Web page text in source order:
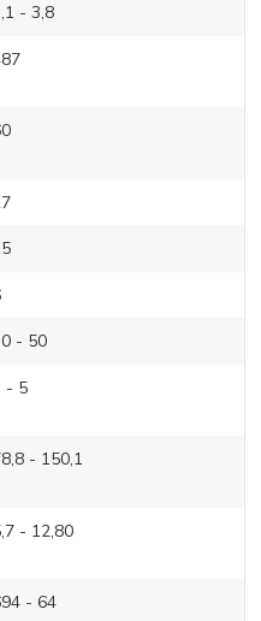
- 3,8
- 50
- 5
- 150,1
- 12,80
- 64